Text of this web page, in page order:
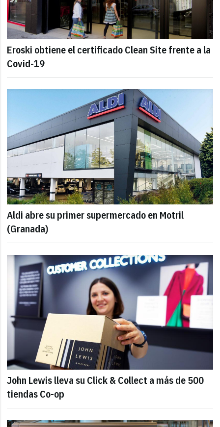
Eroski obtiene el certificado Clean Site frente a la
Covid-19
Aldi abre su primer supermercado en Motril
(Granada)
John Lewis lleva su Click & Collect a más de 500
tiendas Co-op